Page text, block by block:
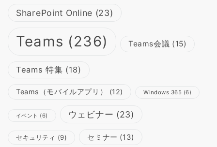
SharePoint Online (23)
Teams (236) Teams会議 (15)
Teams 特集 (18)
Teams（モバイルアプリ） (12) Windows 365 (6)
イベント (6) ウェビナー (23)
セキュリティ (9) セミナー (13)